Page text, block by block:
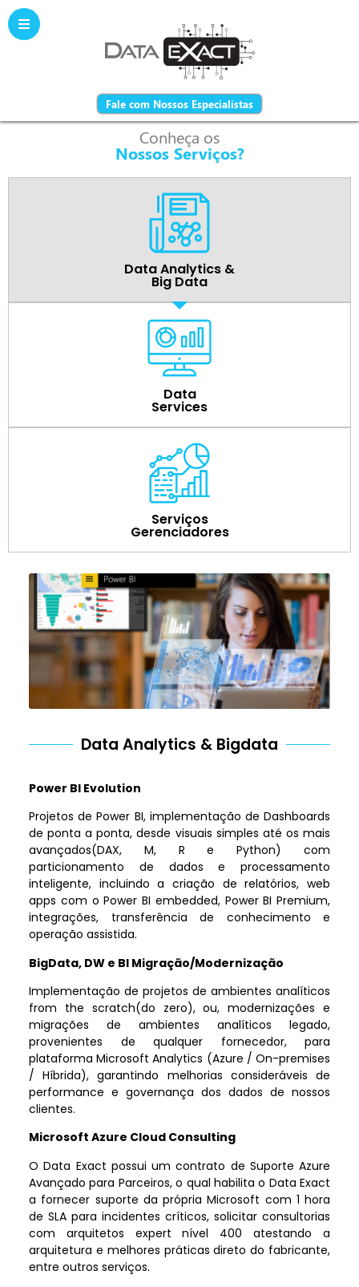
Fale com Nossos Especialistas
Conheça os
Nossos Serviços?
Data Analytics &
Big Data
Data
Services
Serviços
Gerenciadores
Data Analytics & Bigdata
Power BI Evolution
Projetos de Power BI, implementação de Dashboards
de ponta a ponta, desde visuais simples até os mais
avançados(DAX, M, R e Python) com
particionamento de dados e processamento
inteligente, incluindo a criação de relatórios, web
apps com o Power BI embedded, Power BI Premium,
integrações, transferência de conhecimento e
operação assistida.
BigData, DW e BI Migração/Modernização
Implementação de projetos de ambientes analíticos
from the scratch(do zero), ou, modernizações e
migrações de ambientes analíticos legado,
provenientes de qualquer fornecedor, para
plataforma Microsoft Analytics (Azure / On-premises
/ Híbrida), garantindo melhorias consideráveis de
performance e governança dos dados de nossos
clientes.
Microsoft Azure Cloud Consulting
O Data Exact possui um contrato de Suporte Azure
Avançado para Parceiros, o qual habilita o Data Exact
a fornecer suporte da própria Microsoft com 1 hora
de SLA para incidentes críticos, solicitar consultorias
com arquitetos expert nível 400 atestando a
arquitetura e melhores práticas direto do fabricante,
entre outros serviços.